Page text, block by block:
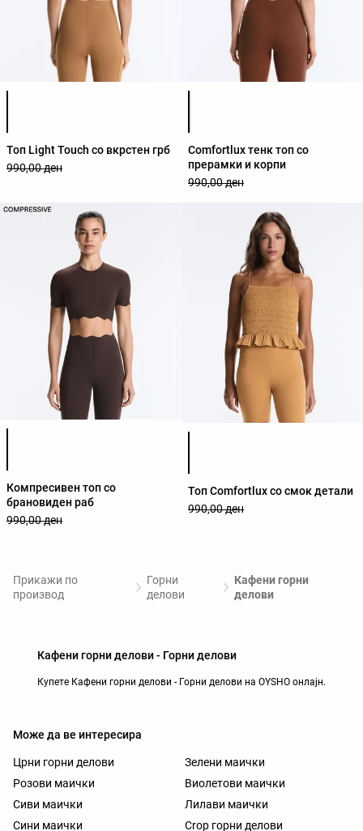
Топ Light Touch со вкрстен грб
990,00 ден
Comfortlux тенк топ со
прерамки и корпи
990,00 ден
Листа на бои на производот
Компресивен топ со
брановиден раб
990,00 ден
Листа на бои на производот
Топ Comfortlux со смок детали
990,00 ден
Прикажи по
производ
Горни
делови
Кафени горни
делови
Кафени горни делови - Горни делови
Купете Кафени горни делови - Горни делови на OYSHO онлајн.
Може да ве интересира
Црни горни делови
Зелени маички
Розови маички
Виолетови маички
Сиви маички
Лилави маички
Сини маички
Crop горни делови